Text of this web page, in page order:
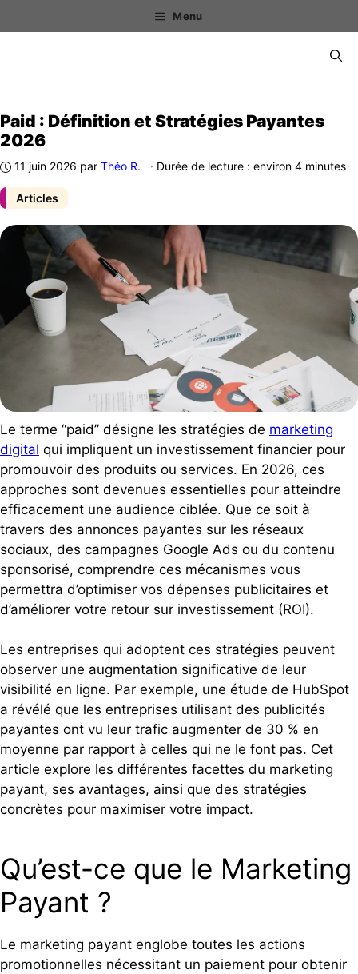
au
Menu
Articles
Paid : Définition et Stratégies Payantes
2026
11 juin 2026 par Théo R. · Durée de lecture : environ 4 minutes
Le terme “paid” désigne les stratégies de marketing
digital qui impliquent un investissement financier pour
promouvoir des produits ou services. En 2026, ces
approches sont devenues essentielles pour atteindre
efficacement une audience ciblée. Que ce soit à
travers des annonces payantes sur les réseaux
sociaux, des campagnes Google Ads ou du contenu
sponsorisé, comprendre ces mécanismes vous
permettra d’optimiser vos dépenses publicitaires et
d’améliorer votre retour sur investissement (ROI).
Les entreprises qui adoptent ces stratégies peuvent
observer une augmentation significative de leur
visibilité en ligne. Par exemple, une étude de HubSpot
a révélé que les entreprises utilisant des publicités
payantes ont vu leur trafic augmenter de 30 % en
moyenne par rapport à celles qui ne le font pas. Cet
article explore les différentes facettes du marketing
payant, ses avantages, ainsi que des stratégies
concrètes pour maximiser votre impact.
Qu’est-ce que le Marketing
Payant ?
Le marketing payant englobe toutes les actions
promotionnelles nécessitant un paiement pour obtenir